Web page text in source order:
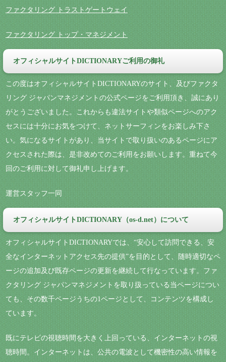
ファクタリング トラストゲートウェイ
ファクタリング トップ・マネジメント
オフィシャルサイトDICTIONARYご利用の御礼
この度はオフィシャルサイトDICTIONARYのサイト、及びファクタ
リング ジャパンマネジメントの公式ページをご利用頂き、誠にあり
がとうございました。これからも違法サイトや類似ページへのアク
セスには十分にお気をつけて、ネットサーフィンをお楽しみ下さ
い。気になるサイトがあり、当サイトで取り扱いのあるページにア
クセスされた際は、是非改めてのご利用をお願いします。重ねて今
回のご利用に対して御礼申し上げます。
運営スタッフ一同
オフィシャルサイトDICTIONARY（os-d.net）について
オフィシャルサイトDICTIONARYでは、“安心して訪問できる、安
全なインターネットアクセス先の提供”を目的として、随時適切なペ
ージの追加及び既存ページの更新を継続して行なっています。ファ
クタリング ジャパンマネジメントを取り扱っている当ページについ
ても、その数千ページうちの1ページとして、コンテンツを構成し
ています。
既にテレビの視聴時間を大きく上回っている、インターネットの視
聴時間。インターネットは、公共の電波として機密性の高い情報を